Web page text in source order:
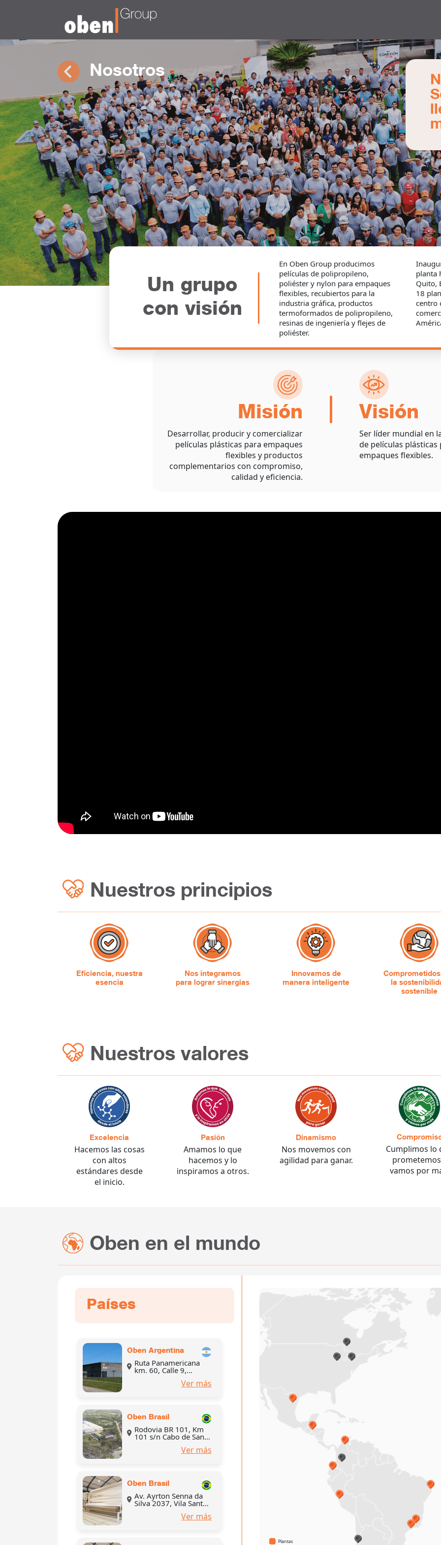
Nosotros
Un grupo
con visión
En Oben Group producimos
películas de polipropileno,
poliéster y nylon para empaques
flexibles, recubiertos para la
industria gráfica, productos
termoformados de polipropileno,
resinas de ingeniería y flejes de
poliéster.
planta
Quito,
18
centro
Misión
Desarrollar, producir y comercializar
películas plásticas para empaques
flexibles y productos
complementarios con compromiso,
calidad y eficiencia.
Visión
Ser líder mundial en
de películas plásticas
empaques flexibles.
Nuestros principios
Eficiencia, nuestra
esencia
Nos integramos
para lograr sinergias
Innovamos de
manera inteligente
la
sostenible
Nuestros valores
Excelencia
Hacemos las cosas
con altos
estándares desde
el inicio.
Pasión
Amamos lo que
hacemos y lo
inspiramos a otros.
Dinamismo
Nos movemos con
agilidad para ganar.
Cumplimos lo
vamos por
Oben en el mundo
Países
Oben Argentina
Ruta Panamericana
km. 60, Calle 9,
Esquina 23, Parque
Industrial Pilar, partido
Ver más
Oben Brasil
Rodovia BR 101, Km
101 s/n Cabo de Santo
Ver más
Oben Brasil
Av. Ayrton Senna da
Silva 2037, Vila Santa
Cecilia, Mauá, São
Ver más
Plantas